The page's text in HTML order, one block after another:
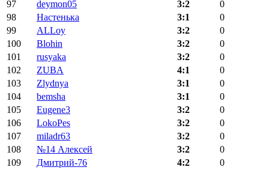
97
deymon05 3:2
0
98
Настенька 3:1
0
99
ALLoy 3:2
0
100
Blohin 3:2
0
101
rusyaka 3:2
0
102
ZUBA 4:1
0
103
Zlydnya 3:1
0
104
bemsha 3:1
0
105
Eugene3 3:2
0
106
LokoPes 3:2
0
107
miladr63 3:2
0
108
№14 Алексей 3:2
0
109
Дмитрий-76 4:2
0